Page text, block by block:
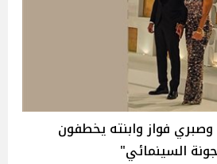
فواز وابنته يخطفون
السينمائي"